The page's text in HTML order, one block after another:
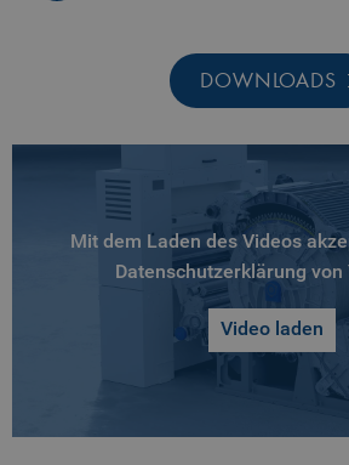
DOWNLOADS
Mit dem Laden des Videos
Datenschutzerklärung von
Video laden